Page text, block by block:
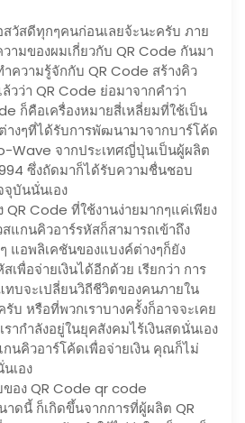
สวัสดีทุกๆคนก่อนเลยจ้ะนะครับ ภาย
มของผมเกี่ยวกับ QR Code กันมา
ความรู้จักกับ QR Code สร้างคิว
วว่า QR Code ย่อมาจากคำว่า
ก็คือเครื่องหมายสี่เหลี่ยมที่ใช้เป็น
างๆที่ได้รับการพัฒนามาจากบาร์โค้ด
Wave จากประเทศญี่ปุ่นเป็นผู้ผลิต
ซึ่งถัดมาก็ได้รับความชื่นชอบ
บันนั่นเอง
Code ที่ใช้งานง่ายมากๆแค่เพียง
กนคิวอาร์รหัสก็สามารถเข้าถึง
แอพลิเคชันของแบงค์ต่างๆก็ยัง
เพื่อจ่ายเงินได้อีกด้วย เรียกว่า การ
ทบจะเปลี่ยนวิถีชีวิตของคนภายใน
บ หรือที่พวกเราบางครั้งก็อาจจะเคย
ากำลังอยู่ในยุคสังคมไร้เงินสดนั่นเอง
กนคิวอาร์โค้ดเพื่อจ่ายเงิน คุณก็ไม่
เอง
อง QR Code qr code
ดนี้ ก็เกิดขึ้นจากการที่ผู้ผลิต QR